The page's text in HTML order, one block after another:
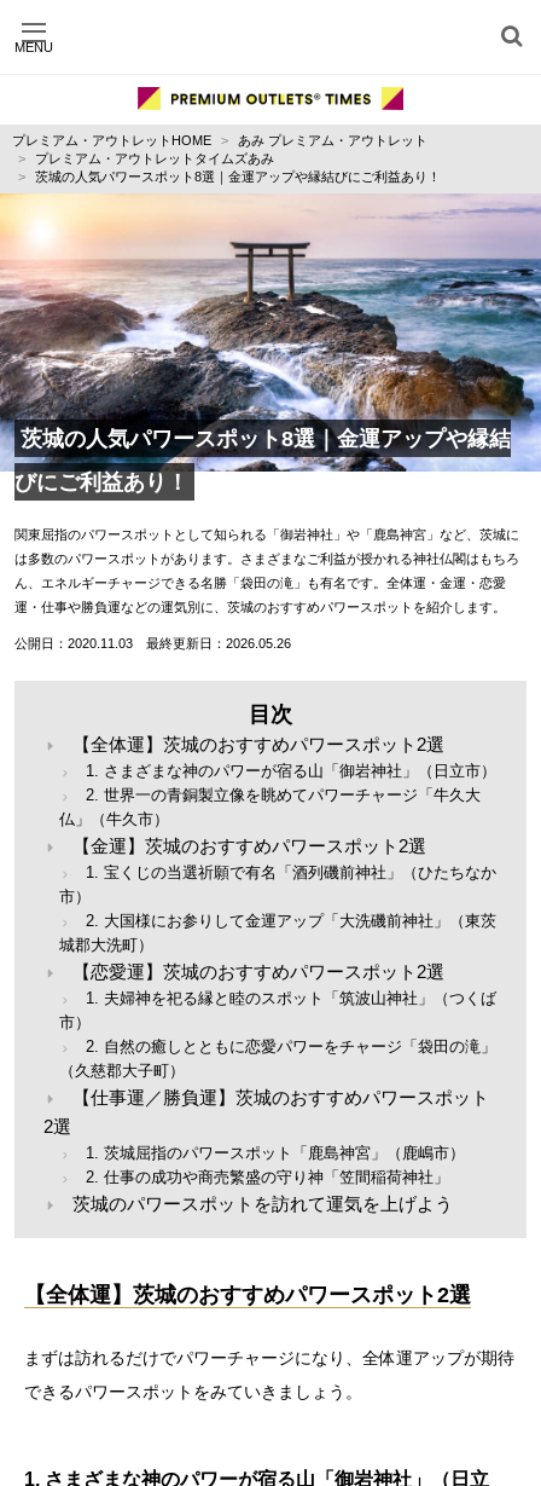
MENU
施設別に記事を探す
運営会社
利用規約
プライバシーポリシー
プレミアム・アウトレットHOME
あみ プレミアム・アウトレット
プレミアム・アウトレットタイムズあみ
茨城の人気パワースポット8選｜金運アップや縁結びにご利益あり！
茨城の人気パワースポット8選｜金運アップや縁結
びにご利益あり！
関東屈指のパワースポットとして知られる「御岩神社」や「鹿島神宮」など、茨城に
は多数のパワースポットがあります。さまざまなご利益が授かれる神社仏閣はもちろ
ん、エネルギーチャージできる名勝「袋田の滝」も有名です。全体運・金運・恋愛
運・仕事や勝負運などの運気別に、茨城のおすすめパワースポットを紹介します。
公開日：2020.11.03 最終更新日：2026.05.26
目次
【全体運】茨城のおすすめパワースポット2選
1. さまざまな神のパワーが宿る山「御岩神社」（日立市）
2. 世界一の青銅製立像を眺めてパワーチャージ「牛久大
仏」（牛久市）
【金運】茨城のおすすめパワースポット2選
1. 宝くじの当選祈願で有名「酒列磯前神社」（ひたちなか
市）
2. 大国様にお参りして金運アップ「大洗磯前神社」（東茨
城郡大洗町）
【恋愛運】茨城のおすすめパワースポット2選
1. 夫婦神を祀る縁と睦のスポット「筑波山神社」（つくば
市）
2. 自然の癒しとともに恋愛パワーをチャージ「袋田の滝」
（久慈郡大子町）
【仕事運／勝負運】茨城のおすすめパワースポット
2選
1. 茨城屈指のパワースポット「鹿島神宮」（鹿嶋市）
2. 仕事の成功や商売繁盛の守り神「笠間稲荷神社」
茨城のパワースポットを訪れて運気を上げよう
【全体運】茨城のおすすめパワースポット2選
まずは訪れるだけでパワーチャージになり、全体運アップが期待
できるパワースポットをみていきましょう。
1. さまざまな神のパワーが宿る山「御岩神社」（日立